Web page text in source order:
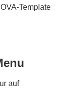
Template
auf